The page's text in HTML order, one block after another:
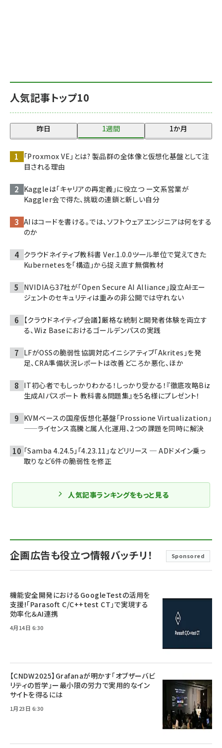
企画広告も役立つ情報バッチリ！ Sponsored
機能安全開発におけるGoogleTestの活用を
支援!「Parasoft C/C++test CT」で実現する
効率化＆AI連携
4月14日 6:30
【CNDW2025】Grafanaが明かす「オブザーバビ
リティの哲学」ー最小限の労力で実用的なイン
サイトを得るには
1月23日 6:30
人気記事トップ10
昨日 1週間 1か月
「Proxmox VE」とは? 製品群の全体像と仮想化基盤として注
目される理由
Kaggleは「キャリアの再定義」に役立つ ー文系営業が
Kaggler会で得た、挑戦の連鎖と新しい自分
AIはコードを書ける。では、ソフトウェアエンジニアは何をする
のか
クラウドネイティブ教科書 Ver.1.0.0――ツール単位で覚えてきた
Kubernetesを「構造」から捉え直す無償教材
NVIDIAら37社が「Open Secure AI Alliance」設立――AIエー
ジェントのセキュリティは重みの非公開では守れない
【クラウドネイティブ会議】厳格な統制と開発者体験を両立す
る、Wiz Baseにおけるゴールデンパスの実践
LFがOSSの脆弱性協調対応イニシアティブ「Akrites」を発
足、CRA準備状況レポートは改善どころか悪化、ほか
IT初心者でもしっかりわかる！しっかり受かる！『徹底攻略Biz
生成AIパスポート 教科書＆問題集』を5名様にプレゼント！
KVMベースの国産仮想化基盤「Prossione Virtualization」
——ライセンス高騰と属人化運用、2つの課題を同時に解決
「Samba 4.24.5」「4.23.11」などリリース ─ ADドメイン乗っ
取りなど6件の脆弱性を修正
人気記事ランキングをもっと見る